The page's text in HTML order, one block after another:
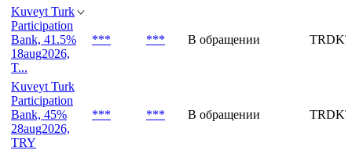
Kuveyt Turk
Participation
Bank, 41.5%
18aug2026,
T...
*** *** В обращении
Kuveyt Turk
Participation
Bank, 45%
28aug2026,
TRY
*** *** В обращении